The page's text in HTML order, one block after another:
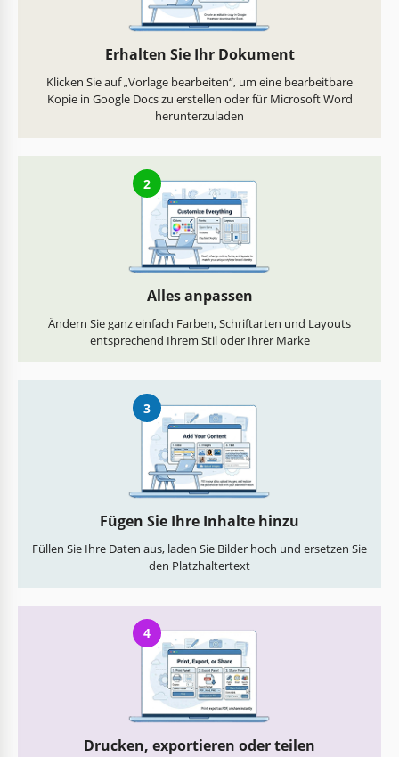
Erhalten Sie Ihr Dokument
Klicken Sie auf „Vorlage bearbeiten“, um eine bearbeitbare
Kopie in Google Docs zu erstellen oder für Microsoft Word
herunterzuladen
2
Alles anpassen
Ändern Sie ganz einfach Farben, Schriftarten und Layouts
entsprechend Ihrem Stil oder Ihrer Marke
3
Fügen Sie Ihre Inhalte hinzu
Füllen Sie Ihre Daten aus, laden Sie Bilder hoch und ersetzen Sie
den Platzhaltertext
4
Drucken, exportieren oder teilen